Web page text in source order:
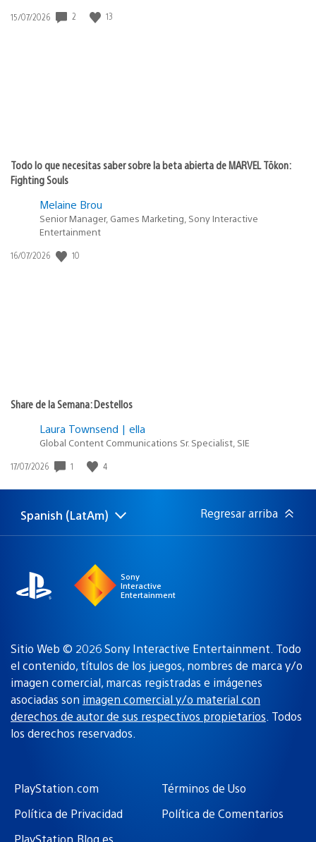
Fecha
15/07/2026 2 13
Todo lo que necesitas saber sobre la beta abierta de MARVEL Tōkon:
Fighting Souls
Melaine Brou
Senior Manager, Games Marketing, Sony Interactive
Entertainment
Fecha
16/07/2026 10
Share de la Semana: Destellos
Laura Townsend | ella
Global Content Communications Sr. Specialist, SIE
Fecha
publicación:
17/07/2026 1 4
Elige
una
Región
actual:
Spanish (LatAm) Regresar arriba
Sony
Interactive
Entertainment
Sitio Web © 2026 Sony Interactive Entertainment. Todo
el contenido, títulos de los juegos, nombres de marca y/o
imagen comercial, marcas registradas e imágenes
asociadas son imagen comercial y/o material con
derechos de autor de sus respectivos propietarios. Todos
los derechos reservados.
PlayStation.com
Términos de Uso
Política de Privacidad
Política de Comentarios
PlayStation.Blog es